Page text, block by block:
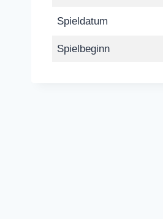
Spieldatum
Spielbeginn